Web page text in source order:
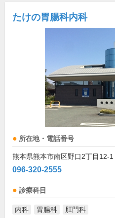
たけの胃腸科内科
所在地・電話番号
熊本県熊本市南区野口2丁目12-1
096-320-2555
診療科目
内科 胃腸科 肛門科